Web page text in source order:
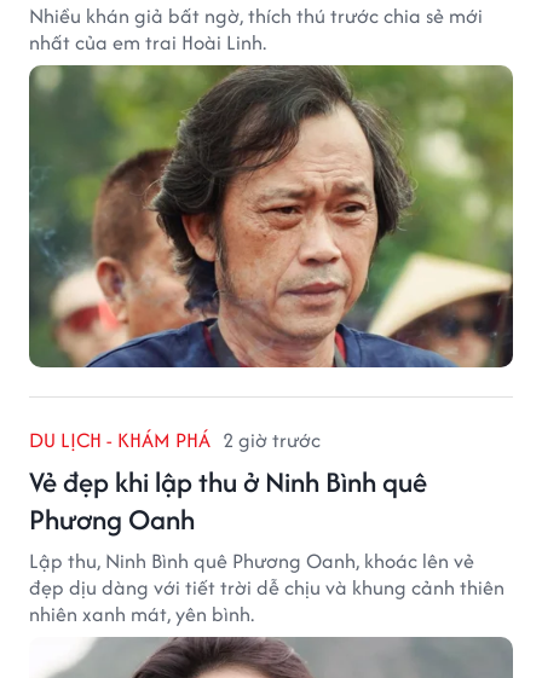
Nhiều khán giả bất ngờ, thích thú trước chia sẻ mới
nhất của em trai Hoài Linh.
DU LỊCH - KHÁM PHÁ 2 giờ trước
Vẻ đẹp khi lập thu ở Ninh Bình quê
Phương Oanh
Lập thu, Ninh Bình quê Phương Oanh, khoác lên vẻ
đẹp dịu dàng với tiết trời dễ chịu và khung cảnh thiên
nhiên xanh mát, yên bình.